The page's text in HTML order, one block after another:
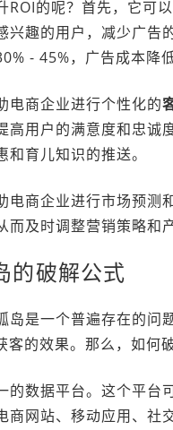
ROI的呢？首先，它可
兴趣的用户，减少广
- 45%，广告成本降
电商企业进行个性化的
高用户的满意度和忠
育儿知识的推送。
电商企业进行市场预
及时调整营销策略和
的破解公式
岛是一个普遍存在的
的效果。那么，如何
的数据平台。这个平
商网站、移动应用、